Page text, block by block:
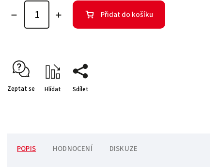
Přidat do košíku
Zeptat se Hlídat Sdílet
POPIS HODNOCENÍ DISKUZE